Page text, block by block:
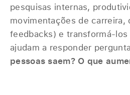
pesquisas internas,
movimentações de carreira,
feedbacks) e transformá-
ajudam a responder
pessoas saem? O que